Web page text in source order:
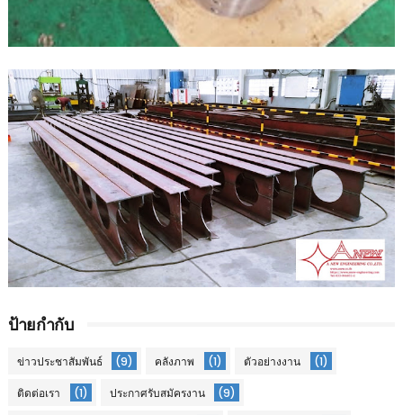
ป้ายกำกับ
ข่าวประชาสัมพันธ์ (9) คลังภาพ (1) ตัวอย่างงาน (1)
ติดต่อเรา (1) ประกาศรับสมัครงาน (9)